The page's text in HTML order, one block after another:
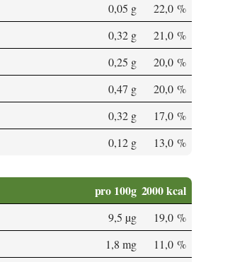
0,05 g
22,0 %
0,32 g
21,0 %
0,25 g
20,0 %
0,47 g
20,0 %
0,32 g
17,0 %
0,12 g 13,0 %
pro 100g 2000 kcal
9,5 µg
19,0 %
1,8 mg
11,0 %